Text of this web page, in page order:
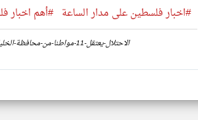
#اخبار فلسطين على مدار الساعة #أهم اخبار
https://www.klyoum.com/palestine-news/ar/28-الاحتلال-يعتقل-11-مواطنا-من-محافظة-الخليل-ويغلق-مداخل-عدة-بلدات